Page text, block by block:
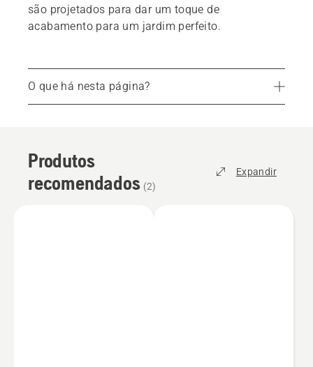
são projetados para dar um toque de
acabamento para um jardim perfeito.
O que há nesta página?
Produtos recomendados
Peças e acessórios
Encontre seu revendedor local
Produtos
recomendados (2)
Expandir